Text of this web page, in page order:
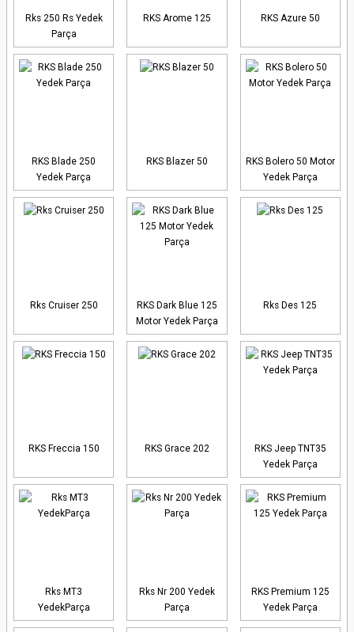
Rks 250 Rs Yedek
Parça
RKS Arome 125 RKS Azure 50
RKS Blade 250
Yedek Parça
RKS Blazer 50
RKS Bolero 50 Motor
Yedek Parça
Rks Cruiser 250
RKS Dark Blue 125
Motor Yedek Parça
Rks Des 125
RKS Freccia 150 RKS Grace 202
RKS Jeep TNT35
Yedek Parça
Rks MT3
YedekParça
Rks Nr 200 Yedek
Parça
RKS Premium 125
Yedek Parça